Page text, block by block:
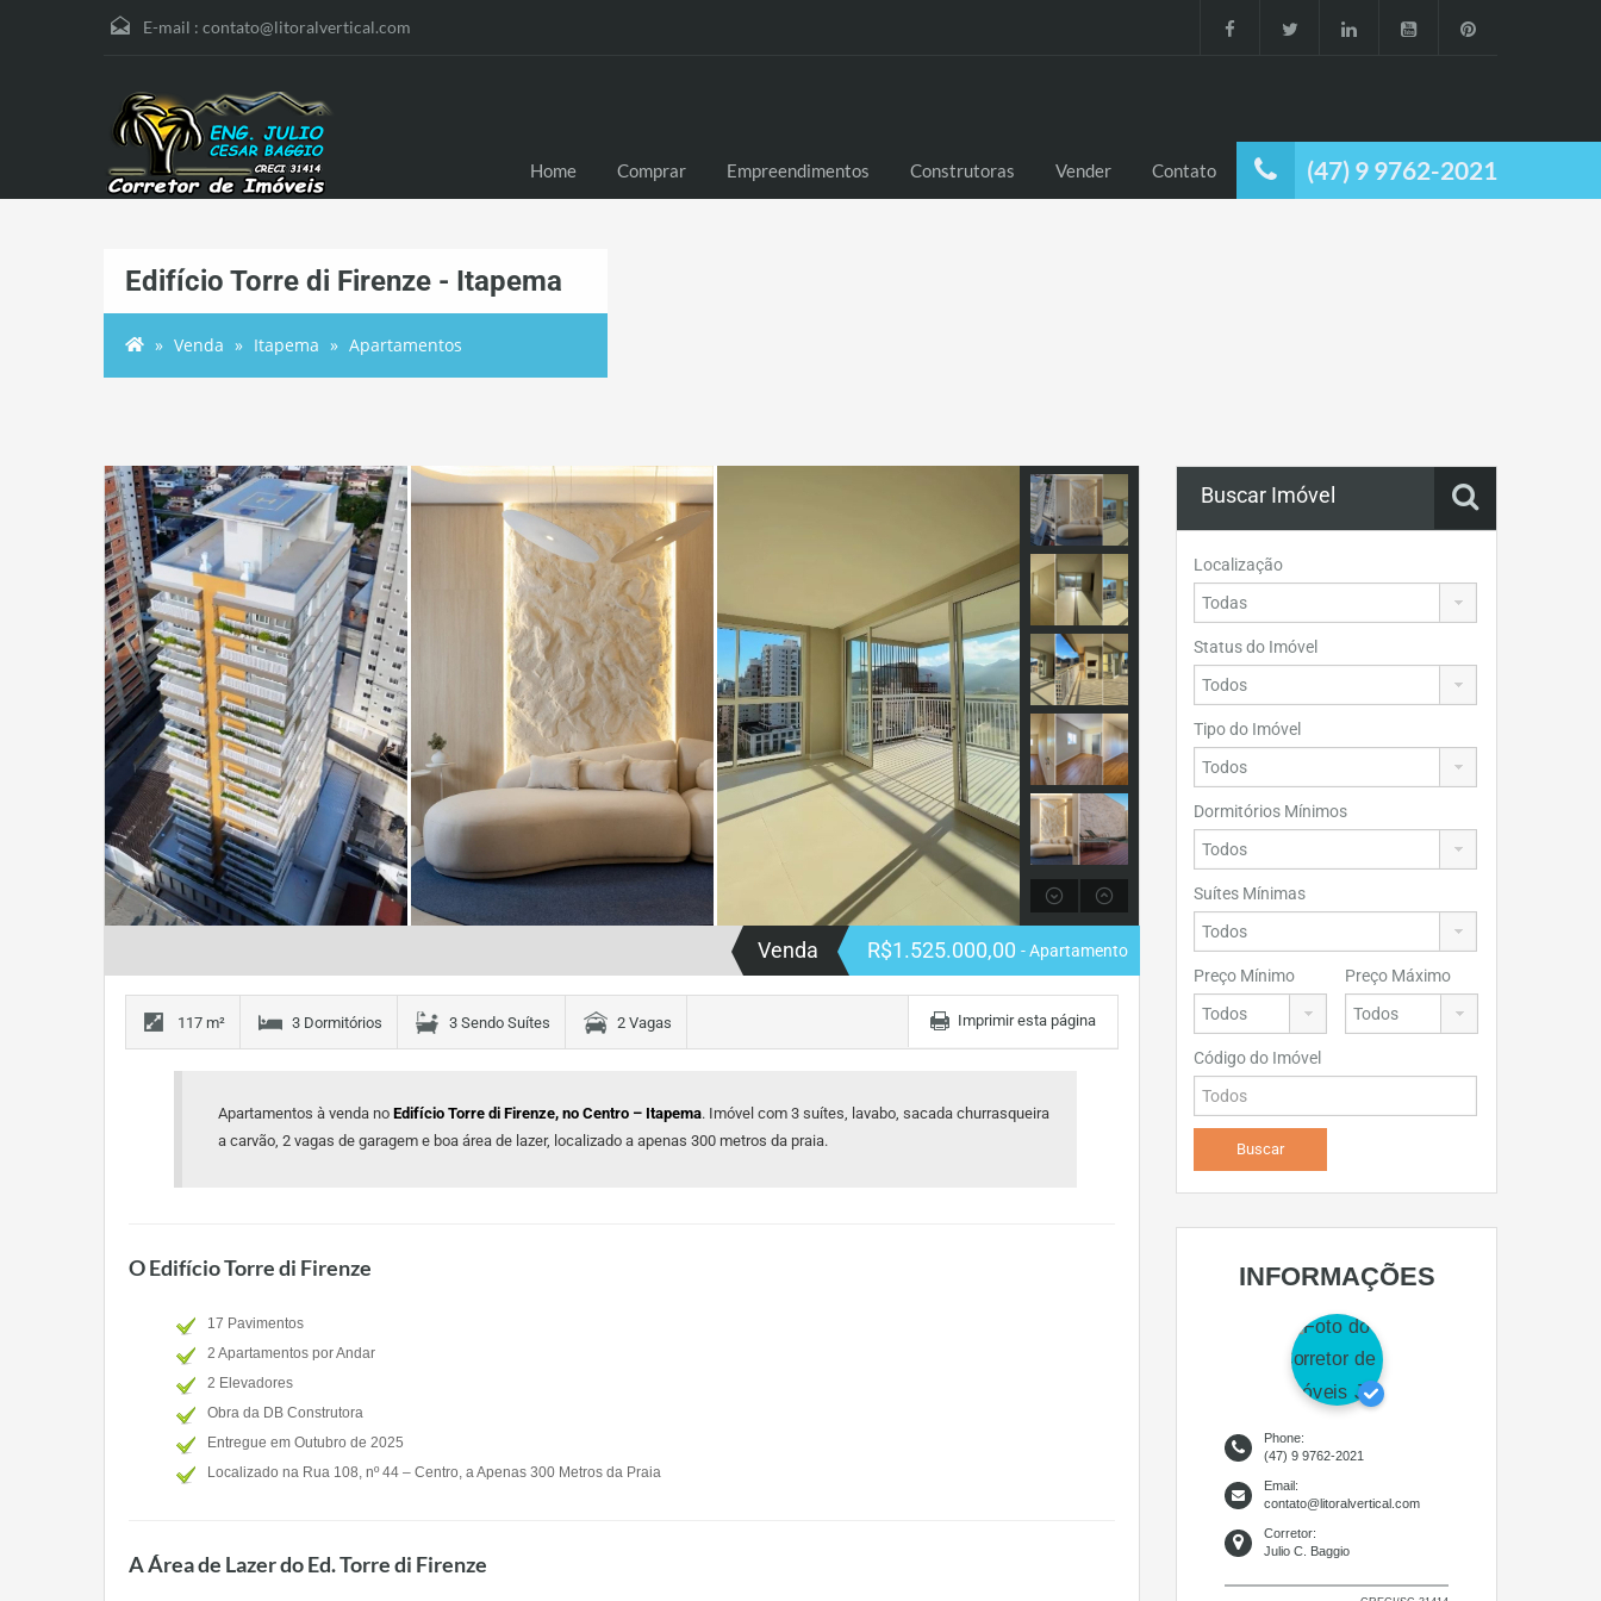
E-mail : contato@litoralvertical.com
(47) 9 9762-2021
Home Comprar Empreendimentos Construtoras Vender Contato
Edifício Torre di Firenze - Itapema
Venda Itapema Apartamentos
Venda R$1.525.000,00 - Apartamento
117 m² 3 Dormitórios 3 Sendo Suítes 2 Vagas Imprimir esta página
Apartamentos à venda no Edifício Torre di Firenze, no Centro – Itapema. Imóvel com 3 suítes, lavabo, sacada churrasqueira
a carvão, 2 vagas de garagem e boa área de lazer, localizado a apenas 300 metros da praia.
O Edifício Torre di Firenze
17 Pavimentos
2 Apartamentos por Andar
2 Elevadores
Obra da DB Construtora
Entregue em Outubro de 2025
Localizado na Rua 108, nº 44 – Centro, a Apenas 300 Metros da Praia
A Área de Lazer do Ed. Torre di Firenze
Buscar Imóvel
Localização
Status do Imóvel
Tipo do Imóvel
Dormitórios Mínimos
Suítes Mínimas
Preço Mínimo Preço Máximo
Código do Imóvel
INFORMAÇÕES
Phone:
(47) 9 9762-2021
Email:
contato@litoralvertical.com
Corretor:
Julio C. Baggio